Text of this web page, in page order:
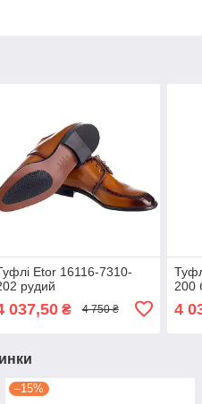
Etor 16116-7310-
рудий
037,50₴ 4 750 ₴
200
4
–15%